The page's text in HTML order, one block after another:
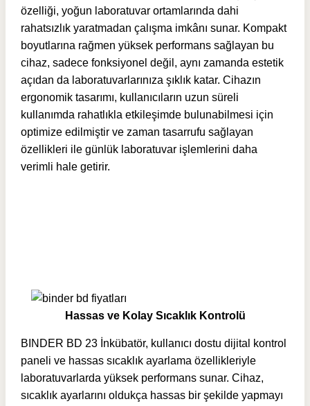
özelliği, yoğun laboratuvar ortamlarında dahi
rahatsızlık yaratmadan çalışma imkânı sunar. Kompakt
boyutlarına rağmen yüksek performans sağlayan bu
cihaz, sadece fonksiyonel değil, aynı zamanda estetik
açıdan da laboratuvarlarınıza şıklık katar. Cihazın
ergonomik tasarımı, kullanıcıların uzun süreli
kullanımda rahatlıkla etkileşimde bulunabilmesi için
optimize edilmiştir ve zaman tasarrufu sağlayan
özellikleri ile günlük laboratuvar işlemlerini daha
verimli hale getirir.
Hassas ve Kolay Sıcaklık Kontrolü
BINDER BD 23 İnkübatör, kullanıcı dostu dijital kontrol
paneli ve hassas sıcaklık ayarlama özellikleriyle
laboratuvarlarda yüksek performans sunar. Cihaz,
sıcaklık ayarlarını oldukça hassas bir şekilde yapmayı